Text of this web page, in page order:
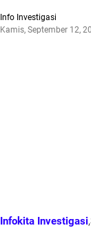
Info Investigasi
Kamis, September 12,
Infokita Investigasi